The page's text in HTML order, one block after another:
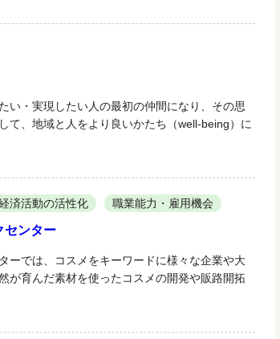
い・実現したい人の最初の仲間になり、その思
て、地域と人をより良いかたち（well-being）に
済活動の活性化 職業能力・雇用機会
センター
ーでは、コスメをキーワードに様々な企業や大
が育んだ素材を使ったコスメの開発や販路開拓